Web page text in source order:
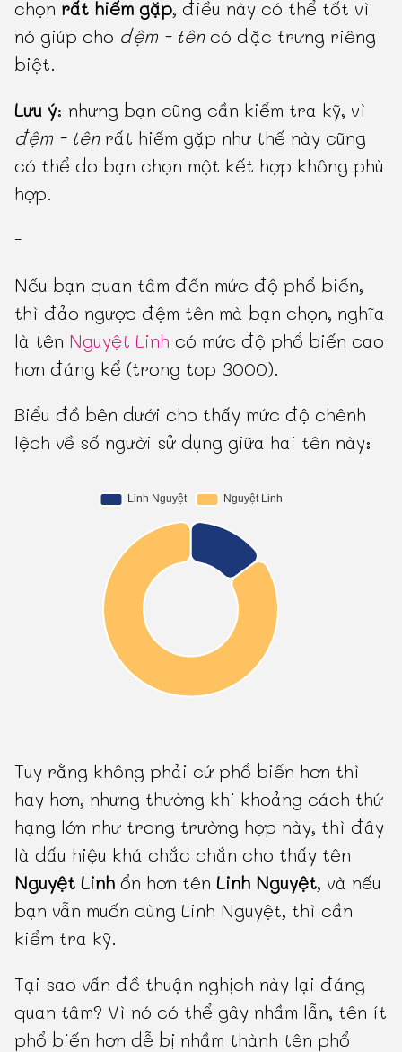
chọn rất hiếm gặp, điều này có thể tốt vì
nó giúp cho đệm - têncó đặc trưng riêng
biệt.
Lưu ý: nhưng bạn cũng cần kiểm tra kỹ, vì
đệm - tênrất hiếm gặp như thế này cũng
có thể do bạn chọn một kết hợp không phù
hợp.
-
Nếu bạn quan tâm đến mức độ phổ biến,
thì đảo ngược đệm tên mà bạn chọn, nghĩa
là tên Nguyệt Linh có mức độ phổ biến cao
hơn đáng kể (trong top 3000).
Biểu đồ bên dưới cho thấy mức độ chênh
lệch về số người sử dụng giữa hai tên này:
Tuy rằng không phải cứ phổ biến hơn thì
hay hơn, nhưng thường khi khoảng cách thứ
hạng lớn như trong trường hợp này, thì đây
là dấu hiệu khá chắc chắn cho thấy tên
Nguyệt Linh ổn hơn tênLinh Nguyệt, và nếu
bạn vẫn muốn dùng Linh Nguyệt, thì cần
kiểm tra kỹ.
Tại sao vấn đề thuận nghịch này lại đáng
quan tâm? Vì nó có thể gây nhầm lẫn, tên ít
phổ biến hơn dễ bị nhầm thành tên phổ